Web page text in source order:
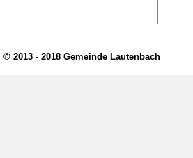
© 2013 - 2018 Gemeinde Lautenbach